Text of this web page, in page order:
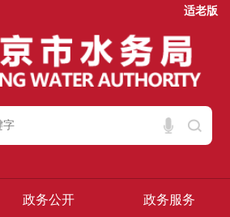
适老版
政务公开 政务服务